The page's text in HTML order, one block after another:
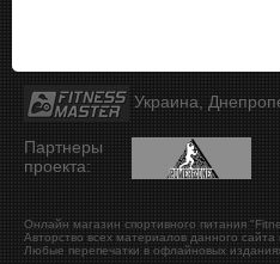
Украина,
Партнеры
проекта:
Онлайн магазин спортивного питания
Авторство всех материалов данного
Любые перепечатки в офлайновых